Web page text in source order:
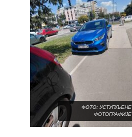
ФОТО: УСТУПЉЕНЕ
ФОТОГРАФИЈЕ